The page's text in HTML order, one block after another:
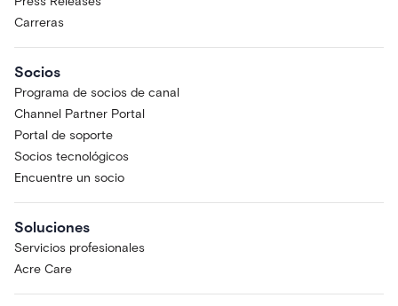
Carreras
Socios
Programa de socios de canal
Channel Partner Portal
Portal de soporte
Socios tecnológicos
Encuentre un socio
Soluciones
Servicios profesionales
Acre Care